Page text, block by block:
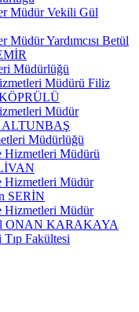
Müdür Vekili Gül
Müdür Yardımcısı Betül
Müdürlüğü
Müdürü Filiz
Müdür
ALTUNBAŞ
Müdürlüğü
Hizmetleri Müdürü
Hizmetleri Müdür
SERİN
Hizmetleri Müdür
ONAN KARAKAYA
Fakültesi